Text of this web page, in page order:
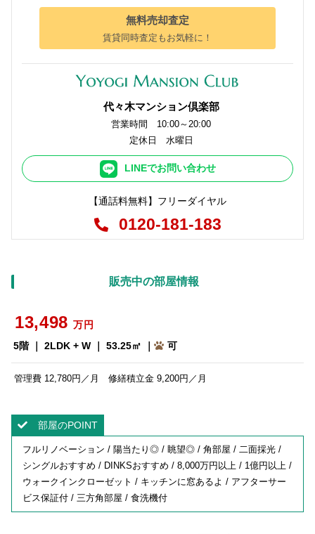
無料売却査定
賃貸同時査定もお気軽に！
代々木マンション倶楽部
営業時間 10:00～20:00
定休日 水曜日
LINEでお問い合わせ
【通話料無料】フリーダイヤル
0120-181-183
販売中の部屋情報
13,498 万円
5階 ｜ 2LDK + W ｜ 53.25㎡ ｜
可
管理費 12,780円／月 修繕積立金 9,200円／月
部屋のPOINT
フルリノベーション / 陽当たり◎ / 眺望◎ / 角部屋 / 二面採光 /
シングルおすすめ / DINKSおすすめ / 8,000万円以上 / 1億円以上 /
ウォークインクローゼット / キッチンに窓あるよ / アフターサー
ビス保証付 / 三方角部屋 / 食洗機付